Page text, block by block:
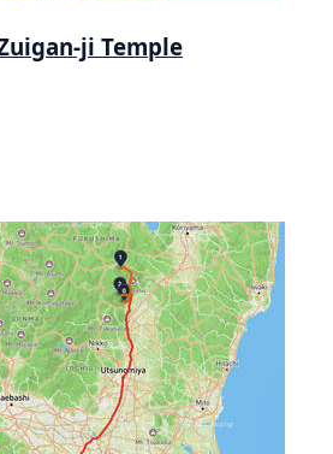
ji Temple